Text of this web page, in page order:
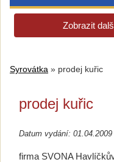
Zobrazit
Syrovátka » prodej kuřic
prodej kuřic
Datum vydání: 01.04.2009
firma SVONA